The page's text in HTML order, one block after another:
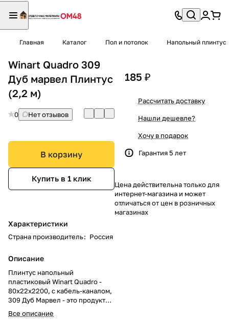
Главная Каталог Пол и потолок Напольный плинтус
Winart Quadro 309
Дуб марвел Плинтус
(2,2 м)
0 Нет отзывов
В корзину
Купить в 1 клик
Характеристики
Страна производитель: Россия
Описание
Плинтус напольный
пластиковый Winart Quadro -
80х22х2200, с кабель-каналом,
309 Дуб Марвел - это продукт
высокого европейского
качества, состоит из двух
Все описание
185 ₽
Рассчитать доставку
Нашли дешевле?
Хочу в подарок
Гарантия 5 лет
Цена действительна только для
интернет-магазина и может
отличаться от цен в розничных
магазинах